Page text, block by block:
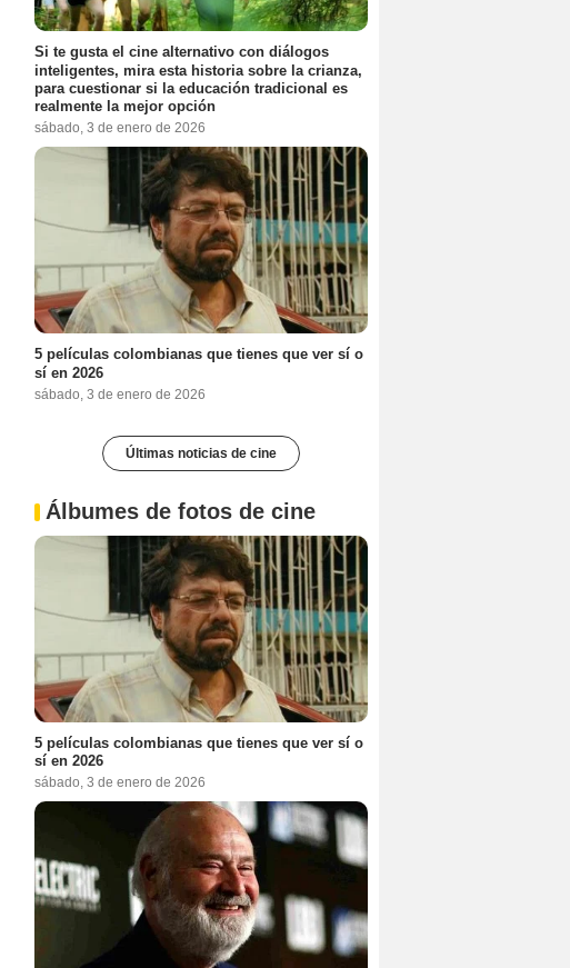
Si te gusta el cine alternativo con diálogos
inteligentes, mira esta historia sobre la crianza,
para cuestionar si la educación tradicional es
realmente la mejor opción
sábado, 3 de enero de 2026
5 películas colombianas que tienes que ver sí o
sí en 2026
sábado, 3 de enero de 2026
Últimas noticias de cine
Álbumes de fotos de cine
5 películas colombianas que tienes que ver sí o
sí en 2026
sábado, 3 de enero de 2026